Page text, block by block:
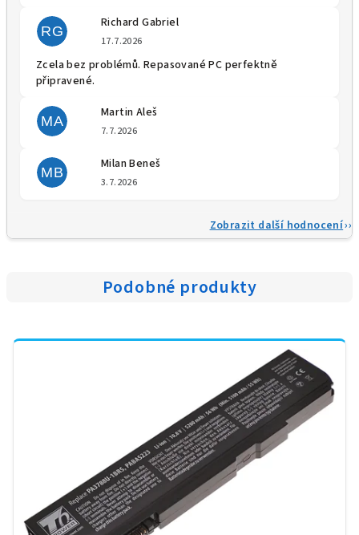
RG
Richard Gabriel
17.7.2026
Zcela bez problémů. Repasované PC perfektně
připravené.
MA
Martin Aleš
7.7.2026
MB
Milan Beneš
3.7.2026
Zobrazit další hodnocení
Podobné produkty